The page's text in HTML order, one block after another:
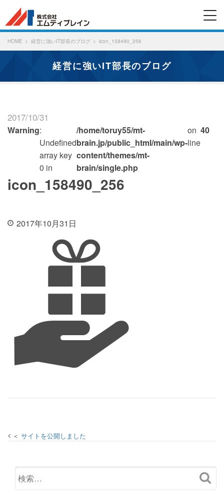
HOME 経営に強いIT部長のブログ icon_158490_256
経営に強いIT部長のブログ
2017/10/31
Warning:
Undefined
array key
0 in
/home/toruy55/mt-
brain.jp/public_html/main/wp-
content/themes/mt-
brain/single.php
on
line
40
icon_158490_256
2017年10月31日
サイトを公開しました